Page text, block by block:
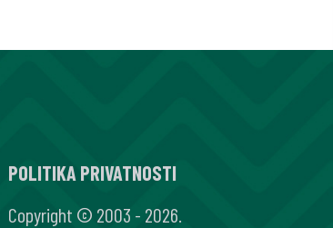
POLITIKA PRIVATNOSTI
Copyright © 2003 - 2026.